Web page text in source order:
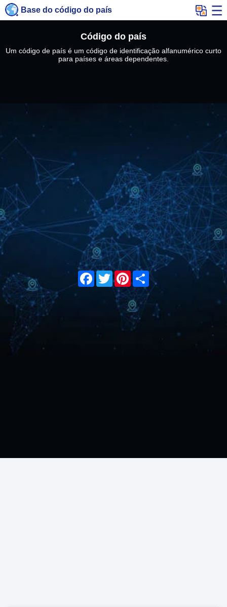
Base do código do país
Código do país
Um código de país é um código de identificação alfanumérico curto
para países e áreas dependentes.
Facebook
TwitterPinterest
Share